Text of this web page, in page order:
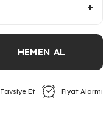
+
HEMEN AL
Tavsiye Et Fiyat Alarmı